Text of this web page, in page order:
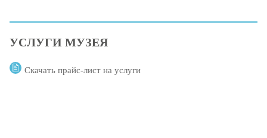
УСЛУГИ МУЗЕЯ
Скачать прайс-лист на услуги